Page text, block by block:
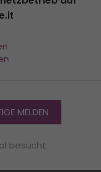
MELDEN
besucht